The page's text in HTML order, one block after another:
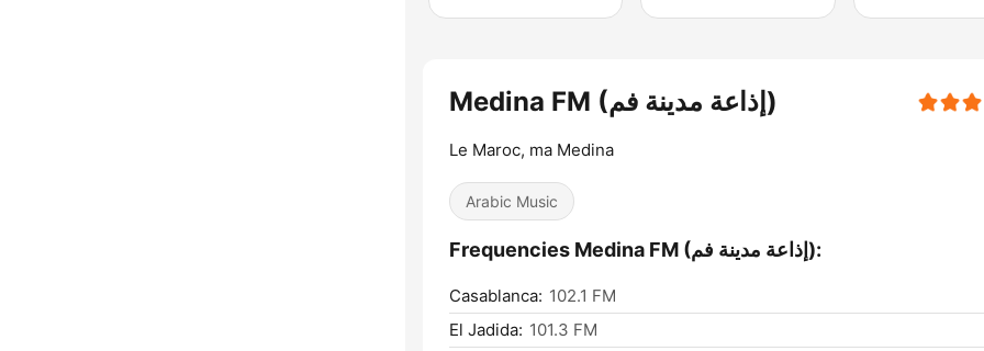
Medina FM (إذاعة مدينة فم)
Le Maroc, ma Medina
Arabic Music
Frequencies Medina FM (إذاعة مدينة فم):
Casablanca: 102.1 FM
El Jadida: 101.3 FM